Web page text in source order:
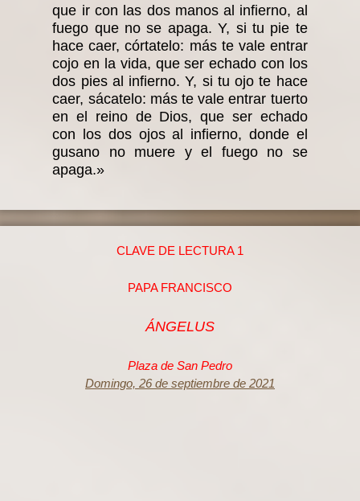
que ir con las dos manos al infierno, al
fuego que no se apaga. Y, si tu pie te
hace caer, córtatelo: más te vale entrar
cojo en la vida, que ser echado con los
dos pies al infierno. Y, si tu ojo te hace
caer, sácatelo: más te vale entrar tuerto
en el reino de Dios, que ser echado
con los dos ojos al infierno, donde el
gusano no muere y el fuego no se
apaga.»
CLAVE DE LECTURA 1
PAPA FRANCISCO
ÁNGELUS
Plaza de San Pedro
Domingo, 26 de septiembre de 2021